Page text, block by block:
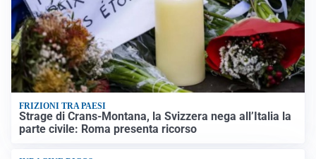
FRIZIONI TRA PAESI
Strage di Crans-Montana, la Svizzera nega all’Italia la
parte civile: Roma presenta ricorso